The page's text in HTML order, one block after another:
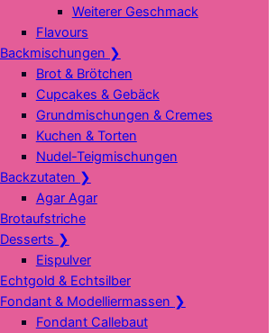
Weiterer Geschmack
Flavours
Backmischungen ❯
Brot & Brötchen
Cupcakes & Gebäck
Grundmischungen & Cremes
Kuchen & Torten
Nudel-Teigmischungen
Backzutaten ❯
Agar Agar
Brotaufstriche
Desserts ❯
Eispulver
Echtgold & Echtsilber
Fondant & Modelliermassen ❯
Fondant Callebaut